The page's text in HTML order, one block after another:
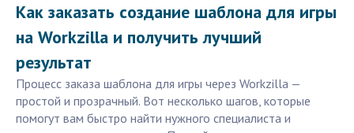
Как заказать создание шаблона для игры
на Workzilla и получить лучший
результат
Процесс заказа шаблона для игры через Workzilla —
простой и прозрачный. Вот несколько шагов, которые
помогут вам быстро найти нужного специалиста и